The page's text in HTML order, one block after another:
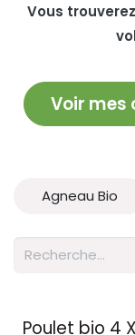
Vous
Voir mes
Agneau Bio
Poulet bio 4